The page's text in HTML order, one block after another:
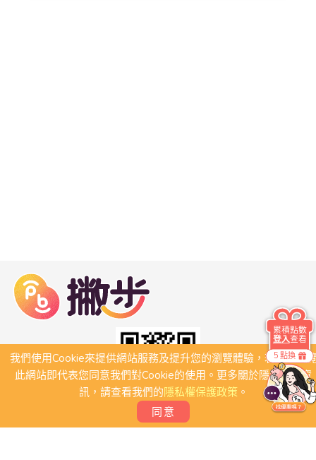
我們使用Cookie來提供網站服務及提升您的瀏覽體驗，若繼續瀏
此網站即代表您同意我們對Cookie的使用。更多關於隱私保護資
訊，請查看我們的隱私權保護政策。
同意
5 點換
累積點數
登入查看